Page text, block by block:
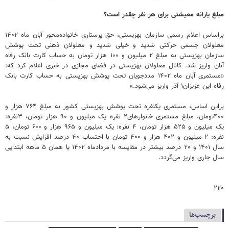
مبلغ یارانه معیشتی برای هر نفر چقدر است؟
براساس اعلام رسمی سازمان بهزیستی، حق پرستاری خانواده‌محور آبان ماه ۱۴۰۲
معلولان جسمی حرکتی شدید و خیلی شدید و معلولان ذهنی تحت پوشش
سازمان بهزیستی به مبلغ ۲ میلیون و ۱۰۰ هزار تومان به حساب کارت بانک رفاه
آنان واریز شد. کانال معلولان بهزیستی در فضای مجازی در خبری اعلام کرد که:
«مستمری آبان ماه ۱۴۰۲ مددجویان تحت پوشش بهزیستی به حساب کارت بانک
رفاه این عزیزان۱ آذر واریز می‌شود.»
براین اساس، مستمری یکنفره تحت پوشش بهزیستی کشور به مبلغ ۷۶۴ هزار و
۴۰۰تومان، مبلغ مستمری خانوارهای۲ نفره یک میلیون و ۹۰ هزار تومان، ۳نفره:
یک میلیون و ۵۲۵ هزار تومان، ۴ نفره: یک میلیون و ۹۶۵ هزار و ۶۰۰ تومان، ۵
نفره: ۲ میلیون و ۴۰۲ هزار و ۴۰۰ تومان با احتساب ۴۰ درصد افزایش نسبت به
سال ۱۴۰۱ و ۲۰ درصد بیشتر در مقایسه با مردادماه ۱۴۰۲ یا همان ۵ ماهه ابتدایی
سال جاری واریز می‌گردد.
۲۲۰
برچسب‌ها